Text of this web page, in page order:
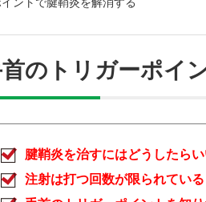
のトリガーポイ
腱鞘炎を治すにはどうしたらい
注射は打つ回数が限られている